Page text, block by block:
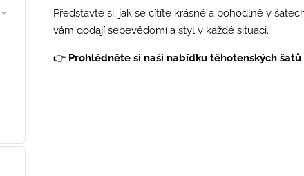
Představte si, jak se cítíte krásně a pohodlně v
vám dodají sebevědomí a styl v každé situaci.
👉 Prohlédněte si naši nabídku těhotenských